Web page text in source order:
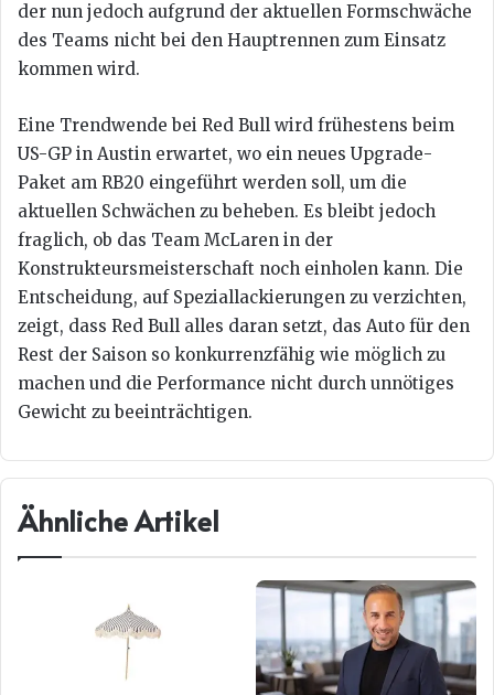
der nun jedoch aufgrund der aktuellen Formschwäche
des Teams nicht bei den Hauptrennen zum Einsatz
kommen wird.
Eine Trendwende bei Red Bull wird frühestens beim
US-GP in Austin erwartet, wo ein neues Upgrade-
Paket am RB20 eingeführt werden soll, um die
aktuellen Schwächen zu beheben. Es bleibt jedoch
fraglich, ob das Team McLaren in der
Konstrukteursmeisterschaft noch einholen kann. Die
Entscheidung, auf Speziallackierungen zu verzichten,
zeigt, dass Red Bull alles daran setzt, das Auto für den
Rest der Saison so konkurrenzfähig wie möglich zu
machen und die Performance nicht durch unnötiges
Gewicht zu beeinträchtigen.
Ähnliche Artikel